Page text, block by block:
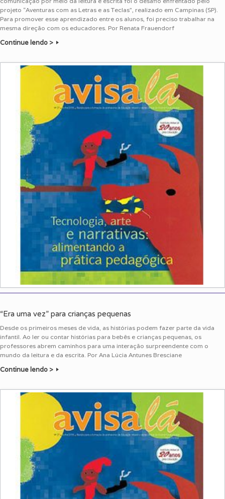
projeto “Aventuras com as Letras e as Teclas”, realizado em Campinas (SP).
Para promover esse aprendizado entre os alunos, foi preciso trabalhar na
mesma direção com os educadores. Por Renata Frauendorf
Continue lendo >
“Era uma vez” para crianças pequenas
Desde os primeiros meses de vida, as histórias podem fazer parte da vida
infantil. Ao ler ou contar histórias para bebês e crianças pequenas, os
professores abrem caminhos para uma interação surpreendente com o
mundo da leitura e da escrita. Por Ana Lúcia Antunes Bresciane
Continue lendo >